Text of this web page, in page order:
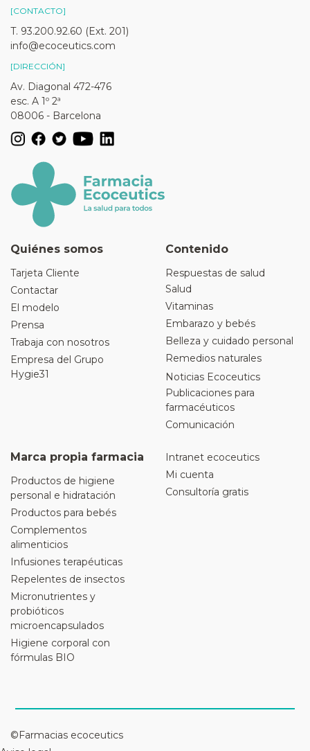
[CONTACTO]
T. 93.200.92.60 (Ext. 201)
info@ecoceutics.com
[DIRECCIÓN]
Av. Diagonal 472-476
esc. A 1º 2ª
08006 - Barcelona
Quiénes somos
Tarjeta Cliente
Contactar
El modelo
Prensa
Trabaja con nosotros
Empresa del Grupo
Hygie31
Contenido
Respuestas de salud
Salud
Vitaminas
Embarazo y bebés
Belleza y cuidado personal
Remedios naturales
Noticias Ecoceutics
Publicaciones para
farmacéuticos
Comunicación
Marca propia farmacia
Productos de higiene
personal e hidratación
Productos para bebés
Complementos
alimenticios
Infusiones terapéuticas
Repelentes de insectos
Micronutrientes y
probióticos
microencapsulados
Higiene corporal con
fórmulas BIO
Intranet ecoceutics
Mi cuenta
Consultoría gratis
©Farmacias ecoceutics